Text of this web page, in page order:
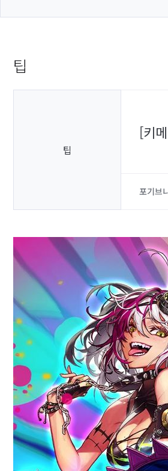
팁
팁
[키
포기브